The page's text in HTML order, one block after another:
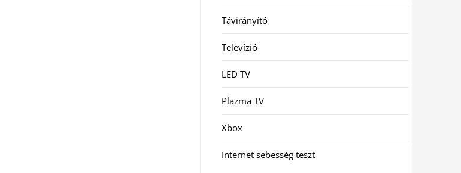
Távirányító
Televízió
LED TV
Plazma TV
Xbox
Internet sebesség teszt